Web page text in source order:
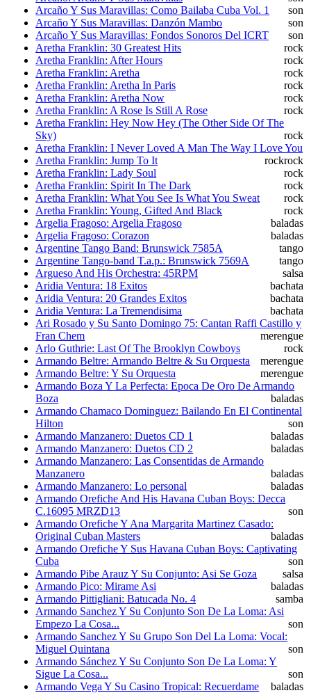
Arcaño Y Sus Maravillas: Como Bailaba Cuba Vol. 1
son
Arcaño Y Sus Maravillas: Danzón Mambo
son
Arcaño Y Sus Maravillas: Fondos Sonoros Del ICRT
son
Aretha Franklin: 30 Greatest Hits
rock
Aretha Franklin: After Hours
rock
Aretha Franklin: Aretha
rock
Aretha Franklin: Aretha In Paris
rock
Aretha Franklin: Aretha Now
rock
Aretha Franklin: A Rose Is Still A Rose
rock
Aretha Franklin: Hey Now Hey (The Other Side Of The
Sky)
rock
Aretha Franklin: I Never Loved A Man The Way I Love You
rock
Aretha Franklin: Jump To It
rock
Aretha Franklin: Lady Soul
rock
Aretha Franklin: Spirit In The Dark
rock
Aretha Franklin: What You See Is What You Sweat
rock
Aretha Franklin: Young, Gifted And Black
rock
Argelia Fragoso: Argelia Fragoso
baladas
Argelia Fragoso: Corazon
baladas
Argentine Tango Band: Brunswick 7585A
tango
Argentine Tango-band T.a.p.: Brunswick 7569A
tango
Argueso And His Orchestra: 45RPM
salsa
Aridia Ventura: 18 Exitos
bachata
Aridia Ventura: 20 Grandes Exitos
bachata
Aridia Ventura: La Tremendisima
bachata
Ari Rosado y Su Santo Domingo 75: Cantan Raffi Castillo y
Fran Chem
merengue
Arlo Guthrie: Last Of The Brooklyn Cowboys
rock
Armando Beltre: Armando Beltre & Su Orquesta
merengue
Armando Beltre: Y Su Orquesta
merengue
Armando Boza Y La Perfecta: Epoca De Oro De Armando
Boza
baladas
Armando Chamaco Dominguez: Bailando En El Continental
Hilton
son
Armando Manzanero: Duetos CD 1
baladas
Armando Manzanero: Duetos CD 2
baladas
Armando Manzanero: Las Consentidas de Armando
Manzanero
baladas
Armando Manzanero: Lo personal
baladas
Armando Orefiche And His Havana Cuban Boys: Decca
C.16095 MRZD13
son
Armando Orefiche Y Ana Margarita Martinez Casado:
Original Cuban Masters
baladas
Armando Orefiche Y Sus Havana Cuban Boys: Captivating
Cuba
son
Armando Pibe Arauz Y Su Conjunto: Asi Se Goza
salsa
Armando Pico: Mirame Asi
baladas
Armando Pittigliani: Batucada No. 4
samba
Armando Sanchez Y Su Conjunto Son De La Loma: Asi
Empezo La Cosa...
son
Armando Sanchez Y Su Grupo Son Del La Loma: Vocal:
Miguel Quintana
son
Armando Sánchez Y Su Conjunto Son De La Loma: Y
Sigue La Cosa...
son
Armando Vega Y Su Casino Tropical: Recuerdame
baladas